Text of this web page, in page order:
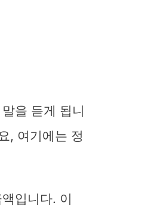
을 듣게 됩니
, 여기에는 정
입니다. 이